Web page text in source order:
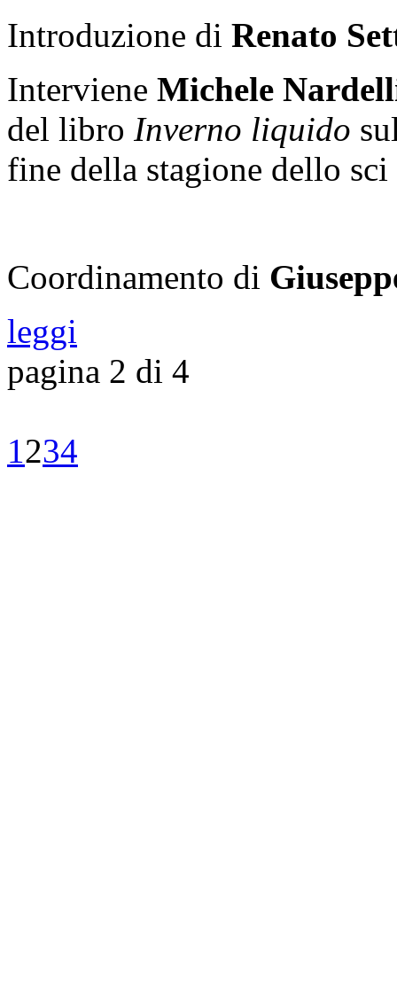
Introduzione di Renato
Interviene Michele
del libro Inverno liquido
fine della stagione dello sci
Coordinamento di
leggi
pagina 2 di 4
1234